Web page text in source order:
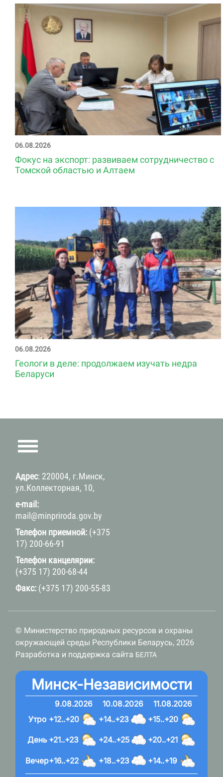
06.08.2026
Фокус на экспорт: развиваем сотрудничество с
Томской областью и Алтаем
06.08.2026
Геологи в деле: продолжаем изучать недра
Беларуси
Адрес: 220004, г.Минск,
ул.Коллекторная, 10,
e-mail:
mail@minpriroda.gov.by
Телефон приемной: (+375
17) 200-66-91
Телефон канцелярии:
(+375 17) 200-68-44
Факс: (+375 17) 200-55-83
© Министерство природных ресурсов и охраны
окружающей среды Республики Беларусь, 2026
Разработка и поддержка сайта БЕЛТА
Минск-Независимости
9.08.2026
+12..+20
+21..+23
+16..+22
10.08.2026
+14..+23
+24..+25
+18..+23
11.08.2026
+15..+20
+20..+21
+14..+19
Вечер
День
Утро